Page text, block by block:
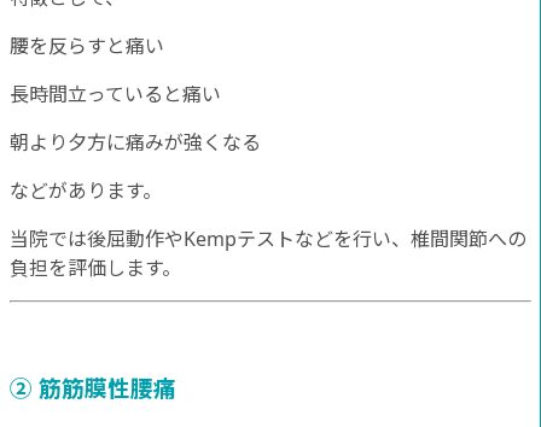
腰を反らすと痛い
長時間立っていると痛い
朝より夕方に痛みが強くなる
などがあります。
当院では後屈動作やKempテストなどを行い、椎間関節への
負担を評価します。
② 筋筋膜性腰痛